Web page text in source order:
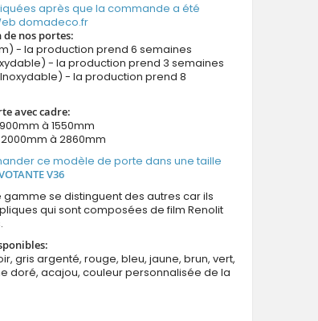
après que la commande a été
domadeco.fr
nos portes:
- la production prend 6 semaines
- la production prend 3 semaines
- la production prend 8
avec cadre:
à 1550mm
à 2860mm
ce modèle de porte dans une taille
V36
gamme se distinguent des autres car ils
qui sont composées de film Renolit
gris argenté, rouge, bleu, jaune, brun, vert,
doré, acajou, couleur personnalisée de la